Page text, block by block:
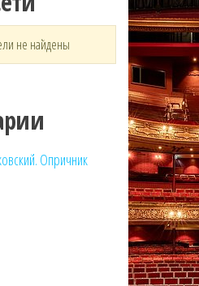
не найдены
Опричник